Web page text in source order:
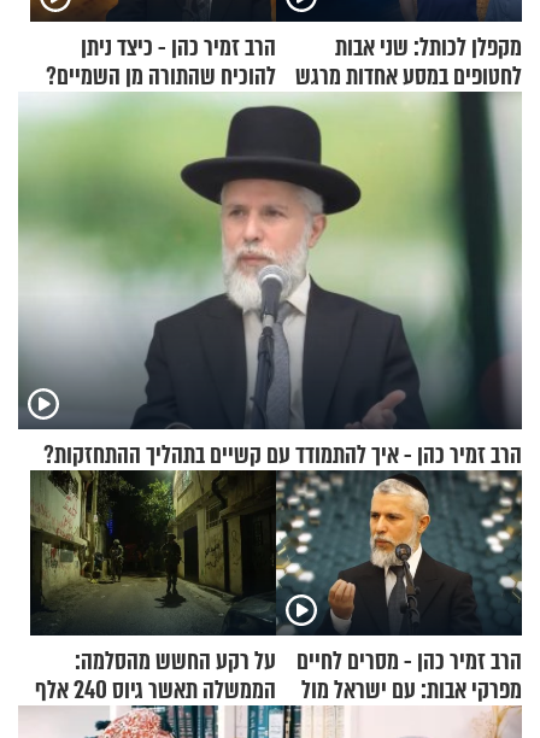
מקפלן לכותל: שני אבות
לחטופים במסע אחדות מרגש
הרב זמיר כהן - כיצד ניתן
להוכיח שהתורה מן השמיים?
הרב זמיר כהן - איך להתמודד עם קשיים בתהליך ההתחזקות?
הרב זמיר כהן - מסרים לחיים
מפרקי אבות: עם ישראל מול
אומות העולם
על רקע החשש מהסלמה:
הממשלה תאשר גיוס 240 אלף
אנשי מילואים